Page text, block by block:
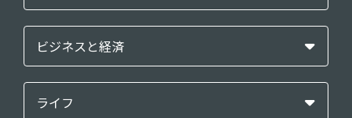
ビジネスと経済
ライフ